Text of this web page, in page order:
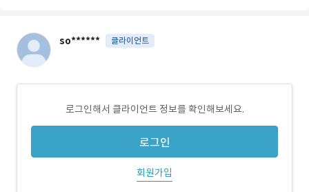
so****** 클라이언트
로그인해서 클라이언트 정보를 확인해보세요.
로그인
회원가입